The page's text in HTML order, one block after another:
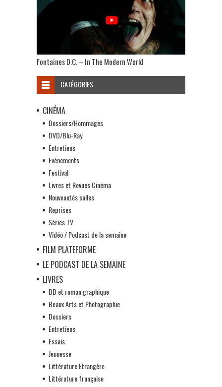
Fontaines D.C. – In The Modern World
CATÉGORIES
CINÉMA
Dossiers/Hommages
DVD/Blu-Ray
Entretiens
Evénements
Festival
Livres et Revues Cinéma
Nouveautés salles
Reprises
Séries TV
Vidéo / Podcast de la semaine
FILM PLATEFORME
LE PODCAST DE LA SEMAINE
LIVRES
BD et roman graphique
Beaux Arts et Photographie
Dossiers
Entretiens
Essais
Jeunesse
Littérature Etrangère
Littérature française